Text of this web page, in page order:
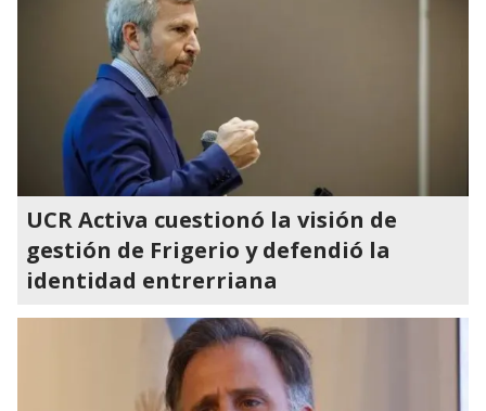
UCR Activa cuestionó la visión de
gestión de Frigerio y defendió la
identidad entrerriana